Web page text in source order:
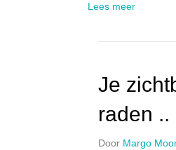
Lees meer
Je
raden ..
Door Margo